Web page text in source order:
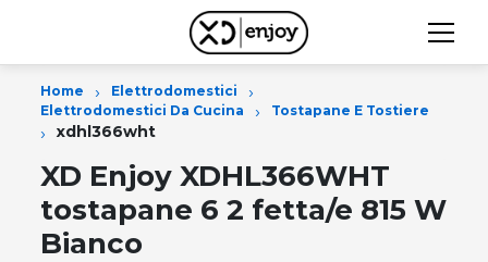
Home › Elettrodomestici ›
Elettrodomestici Da Cucina › Tostapane E Tostiere
› xdhl366wht
XD Enjoy XDHL366WHT
tostapane 6 2 fetta/e 815 W
Bianco